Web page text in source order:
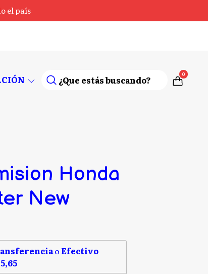
el país
0
Honda
New
o Efectivo